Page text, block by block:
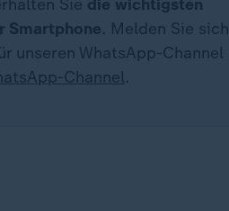
Sie die wichtigsten
Smartphone. Melden Sie sich
unseren WhatsApp-Channel
Channel.